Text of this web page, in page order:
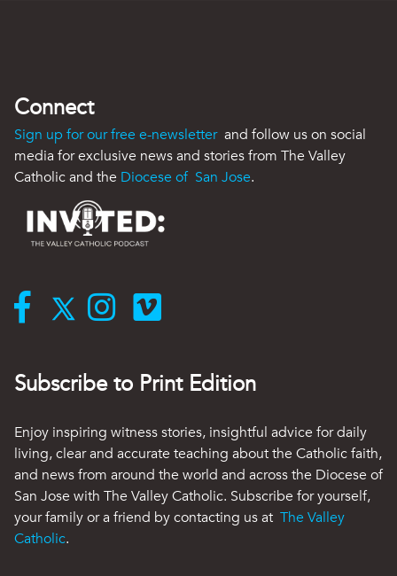
Connect
Sign up for our free e-newsletter and follow us on social
media for exclusive news and stories from The Valley
Catholic and the Diocese of San Jose.
Subscribe to Print Edition
Enjoy inspiring witness stories, insightful advice for daily
living, clear and accurate teaching about the Catholic faith,
and news from around the world and across the Diocese of
San Jose with The Valley Catholic. Subscribe for yourself,
your family or a friend by contacting us at The Valley
Catholic.